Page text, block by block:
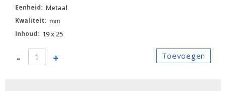
Metaal
mm
19 x 25
-
87006520
+ Toevoegen